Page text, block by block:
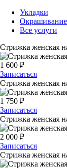
Укладки
Окрашивание
Все услуги
Стрижка женская
1 600 ₽
Записаться
Стрижка женская
1 750 ₽
Записаться
Стрижка женская
2 000 ₽
Записаться
Стрижка женская